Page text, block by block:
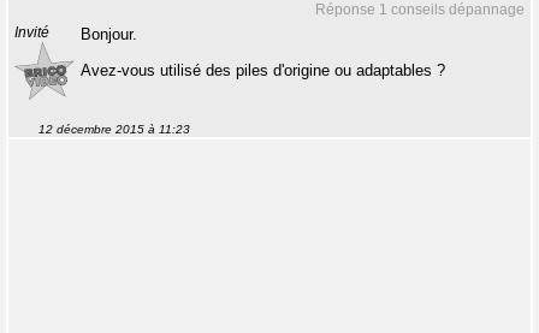
Réponse 1 conseils dépannage
Invité
Bonjour.
Avez-vous utilisé des piles d'origine ou adaptables ?
12 décembre 2015 à 11:23